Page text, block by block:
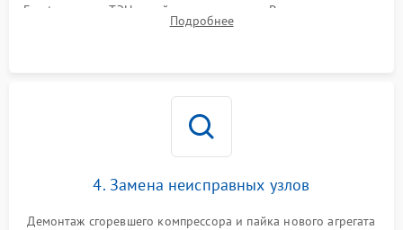
Frost, включая ТЭН оттайки и вентилятор. Ремонт или замена
платы управления при сбоях алгоритмов.
Подробнее
4. Замена неисправных узлов
Демонтаж сгоревшего компрессора и пайка нового агрегата